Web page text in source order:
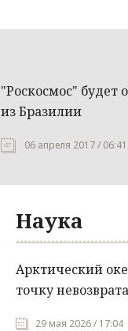
"Роскосмос" будет
из Бразилии
06 апреля 2017 / 06:41
Наука
Арктический
точку невозврата
29 мая 2026 / 17:04